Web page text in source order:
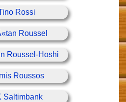
Rossi
Roussel
Roussel-Hoshi
Roussos
Saltimbank